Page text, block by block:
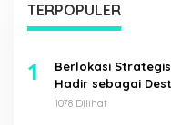
TERPOPULER
1
Berlokasi
Hadir sebagai
Staycation,
1078 Dilihat